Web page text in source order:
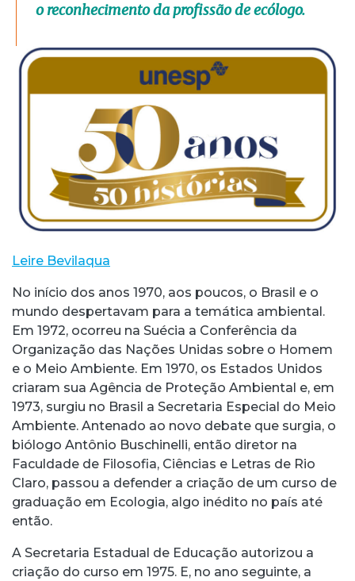
o reconhecimento da profissão de ecólogo.
Leire Bevilaqua
No início dos anos 1970, aos poucos, o Brasil e o
mundo despertavam para a temática ambiental.
Em 1972, ocorreu na Suécia a Conferência da
Organização das Nações Unidas sobre o Homem
e o Meio Ambiente. Em 1970, os Estados Unidos
criaram sua Agência de Proteção Ambiental e, em
1973, surgiu no Brasil a Secretaria Especial do Meio
Ambiente. Antenado ao novo debate que surgia, o
biólogo Antônio Buschinelli, então diretor na
Faculdade de Filosofia, Ciências e Letras de Rio
Claro, passou a defender a criação de um curso de
graduação em Ecologia, algo inédito no país até
então.
A Secretaria Estadual de Educação autorizou a
criação do curso em 1975. E, no ano seguinte, a